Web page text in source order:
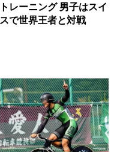
トレーニング 男子はスイ
スで世界王者と対戦